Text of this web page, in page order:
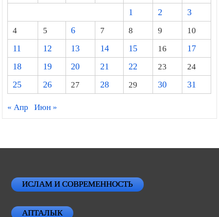
1
2
3
4
5 6 7 8 9
10
11
12 13 14 15 16
17
18
19 20 21 22 23
24
25
26 27 28 29 30 31
« Апр Июн »
ИСЛАМ И СОВРЕМЕННОСТЬ
АПТАЛЫК